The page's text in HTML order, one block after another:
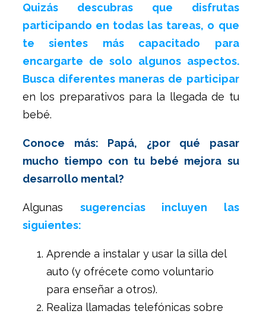
Quizás descubras que disfrutas
participando en todas las tareas, o que
te sientes más capacitado para
encargarte de solo algunos aspectos.
Busca diferentes maneras de participar
en los preparativos para la llegada de tu
bebé.
Conoce más: Papá, ¿por qué pasar
mucho tiempo con tu bebé mejora su
desarrollo mental?
Algunas sugerencias incluyen las
siguientes:
Aprende a instalar y usar la silla del
auto (y ofrécete como voluntario
para enseñar a otros).
Realiza llamadas telefónicas sobre